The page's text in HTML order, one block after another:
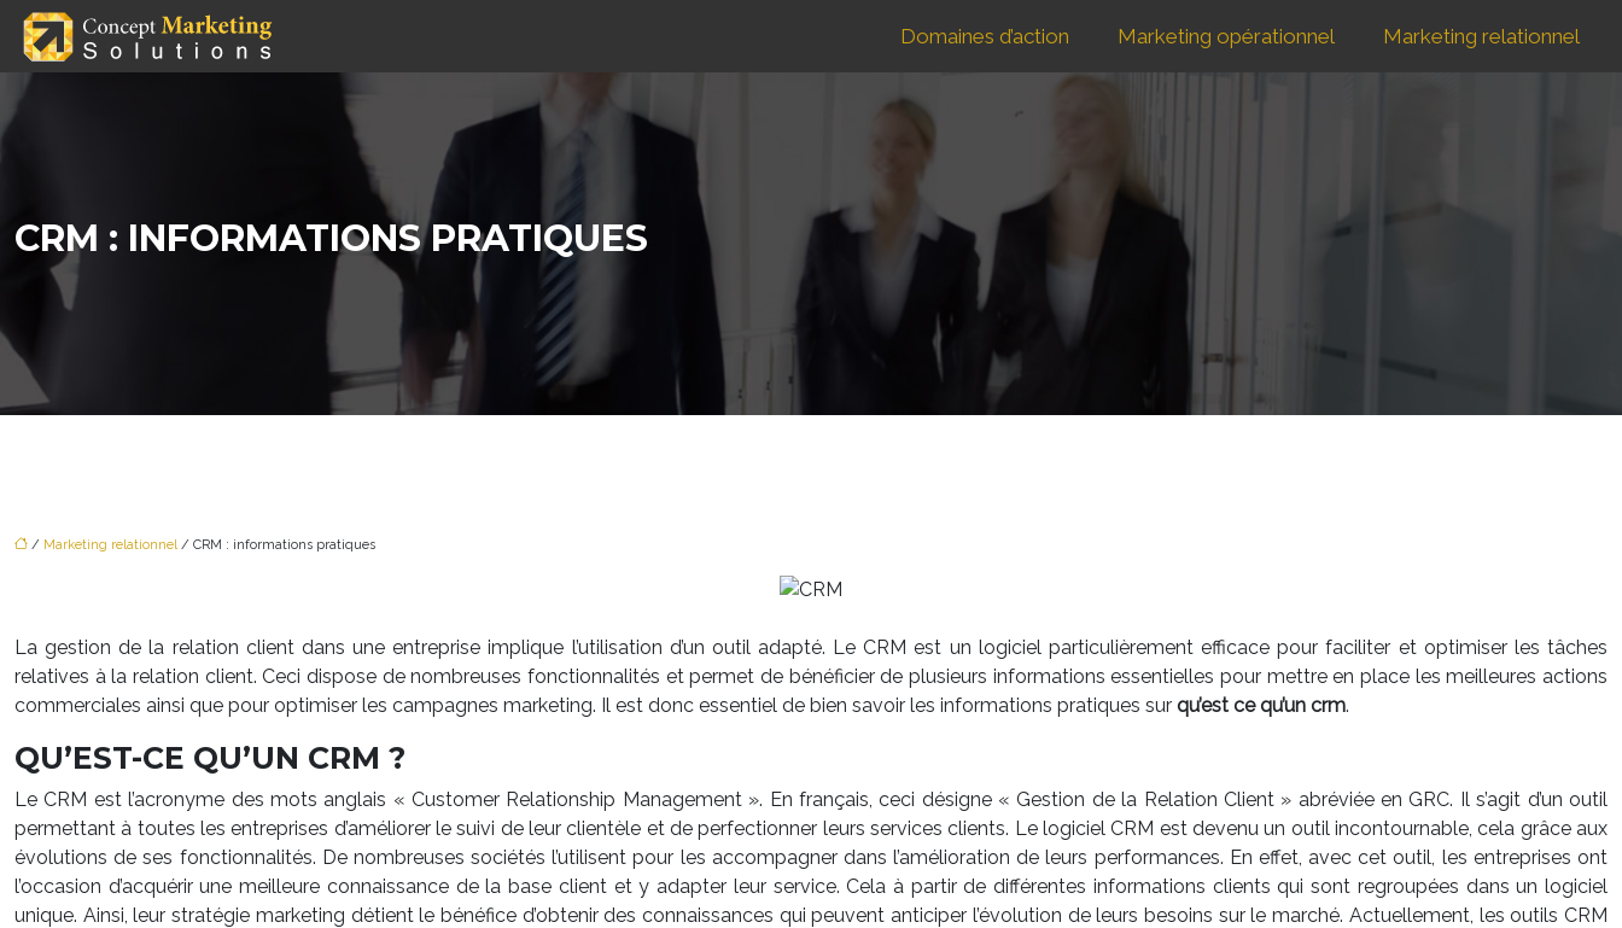
Domaines d’action Marketing opérationnel Marketing relationnel
CRM : INFORMATIONS PRATIQUES
/ Marketing relationnel/ CRM : informations pratiques
La gestion de la relation client dans une entreprise implique l’utilisation d’un outil adapté. Le CRM est un logiciel particulièrement efficace pour faciliter et optimiser les tâches
relatives à la relation client. Ceci dispose de nombreuses fonctionnalités et permet de bénéficier de plusieurs informations essentielles pour mettre en place les meilleures actions
commerciales ainsi que pour optimiser les campagnes marketing. Il est donc essentiel de bien savoir les informations pratiques sur qu’est ce qu’un crm.
QU’EST-CE QU’UN CRM ?
Le CRM est l’acronyme des mots anglais « Customer Relationship Management ». En français, ceci désigne « Gestion de la Relation Client » abréviée en GRC. Il s’agit d’un outil
permettant à toutes les entreprises d’améliorer le suivi de leur clientèle et de perfectionner leurs services clients. Le logiciel CRM est devenu un outil incontournable, cela grâce aux
évolutions de ses fonctionnalités. De nombreuses sociétés l’utilisent pour les accompagner dans l’amélioration de leurs performances. En effet, avec cet outil, les entreprises ont
l’occasion d’acquérir une meilleure connaissance de la base client et y adapter leur service. Cela à partir de différentes informations clients qui sont regroupées dans un logiciel
unique. Ainsi, leur stratégie marketing détient le bénéfice d’obtenir des connaissances qui peuvent anticiper l’évolution de leurs besoins sur le marché. Actuellement, les outils CRM